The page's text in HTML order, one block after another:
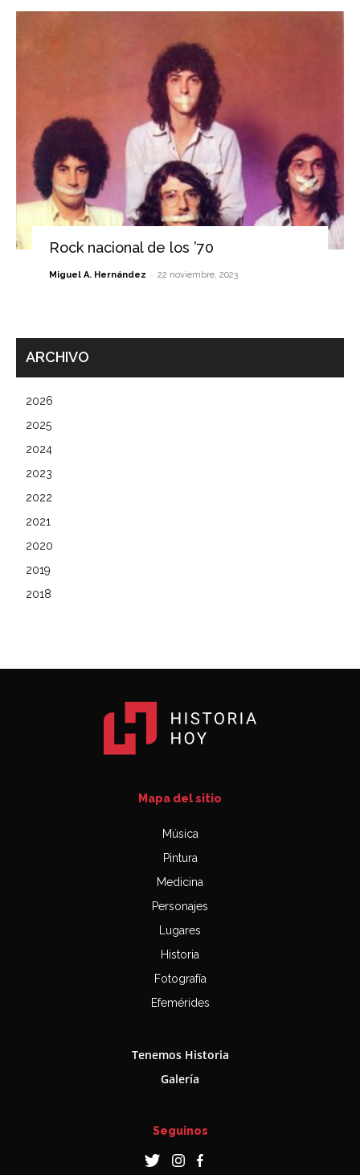
Rock nacional de los ’70
Miguel A. Hernández - 22 noviembre, 2023
ARCHIVO
2026
2025
2024
2023
2022
2021
2020
2019
2018
Mapa del sitio
Música
Pintura
Medicina
Personajes
Lugares
Historia
Fotografía
Efemérides
Tenemos Historia
Galería
Seguinos